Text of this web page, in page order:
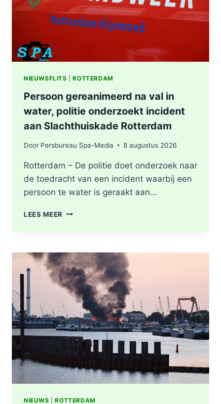
NIEUWSFLITS |ROTTERDAM
Persoon gereanimeerd na val in
water, politie onderzoekt incident
aan Slachthuiskade Rotterdam
Door Persbureau Spa-Media 8 augustus 2026
Rotterdam – De politie doet onderzoek naar
de toedracht van een incident waarbij een
persoon te water is geraakt aan…
LEES MEER PERSOON
IN
WATER,
POLITIE
ONDERZOEKT
INCIDENT
AAN
SLACHTHUISKADE
ROTTERDAM
NIEUWS |ROTTERDAM